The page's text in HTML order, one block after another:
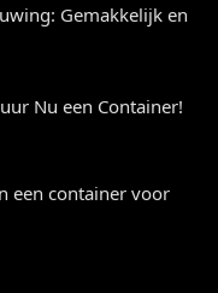
Gemakkelijk en
Nu een Container!
een container voor